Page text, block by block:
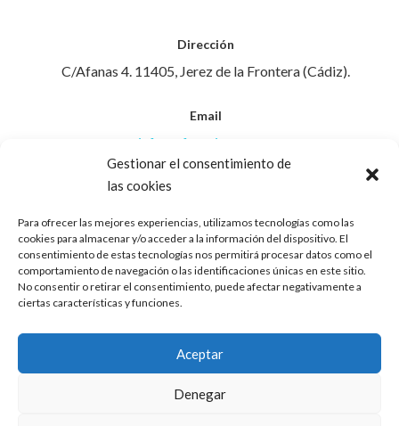
Gestionar el consentimiento de
las cookies
Para ofrecer las mejores experiencias, utilizamos tecnologías como las
cookies para almacenar y/o acceder a la información del dispositivo. El
consentimiento de estas tecnologías nos permitirá procesar datos como el
comportamiento de navegación o las identificaciones únicas en este sitio.
No consentir o retirar el consentimiento, puede afectar negativamente a
ciertas características y funciones.
Aceptar
Denegar
Dirección
C/Afanas 4. 11405, Jerez de la Frontera (Cádiz).
Email
info@afanasjerez.com
Aviso Legal